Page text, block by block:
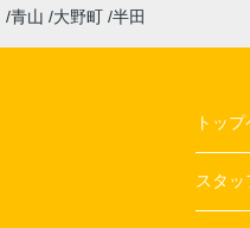
青山 大野町 半田
トッ
スタッ